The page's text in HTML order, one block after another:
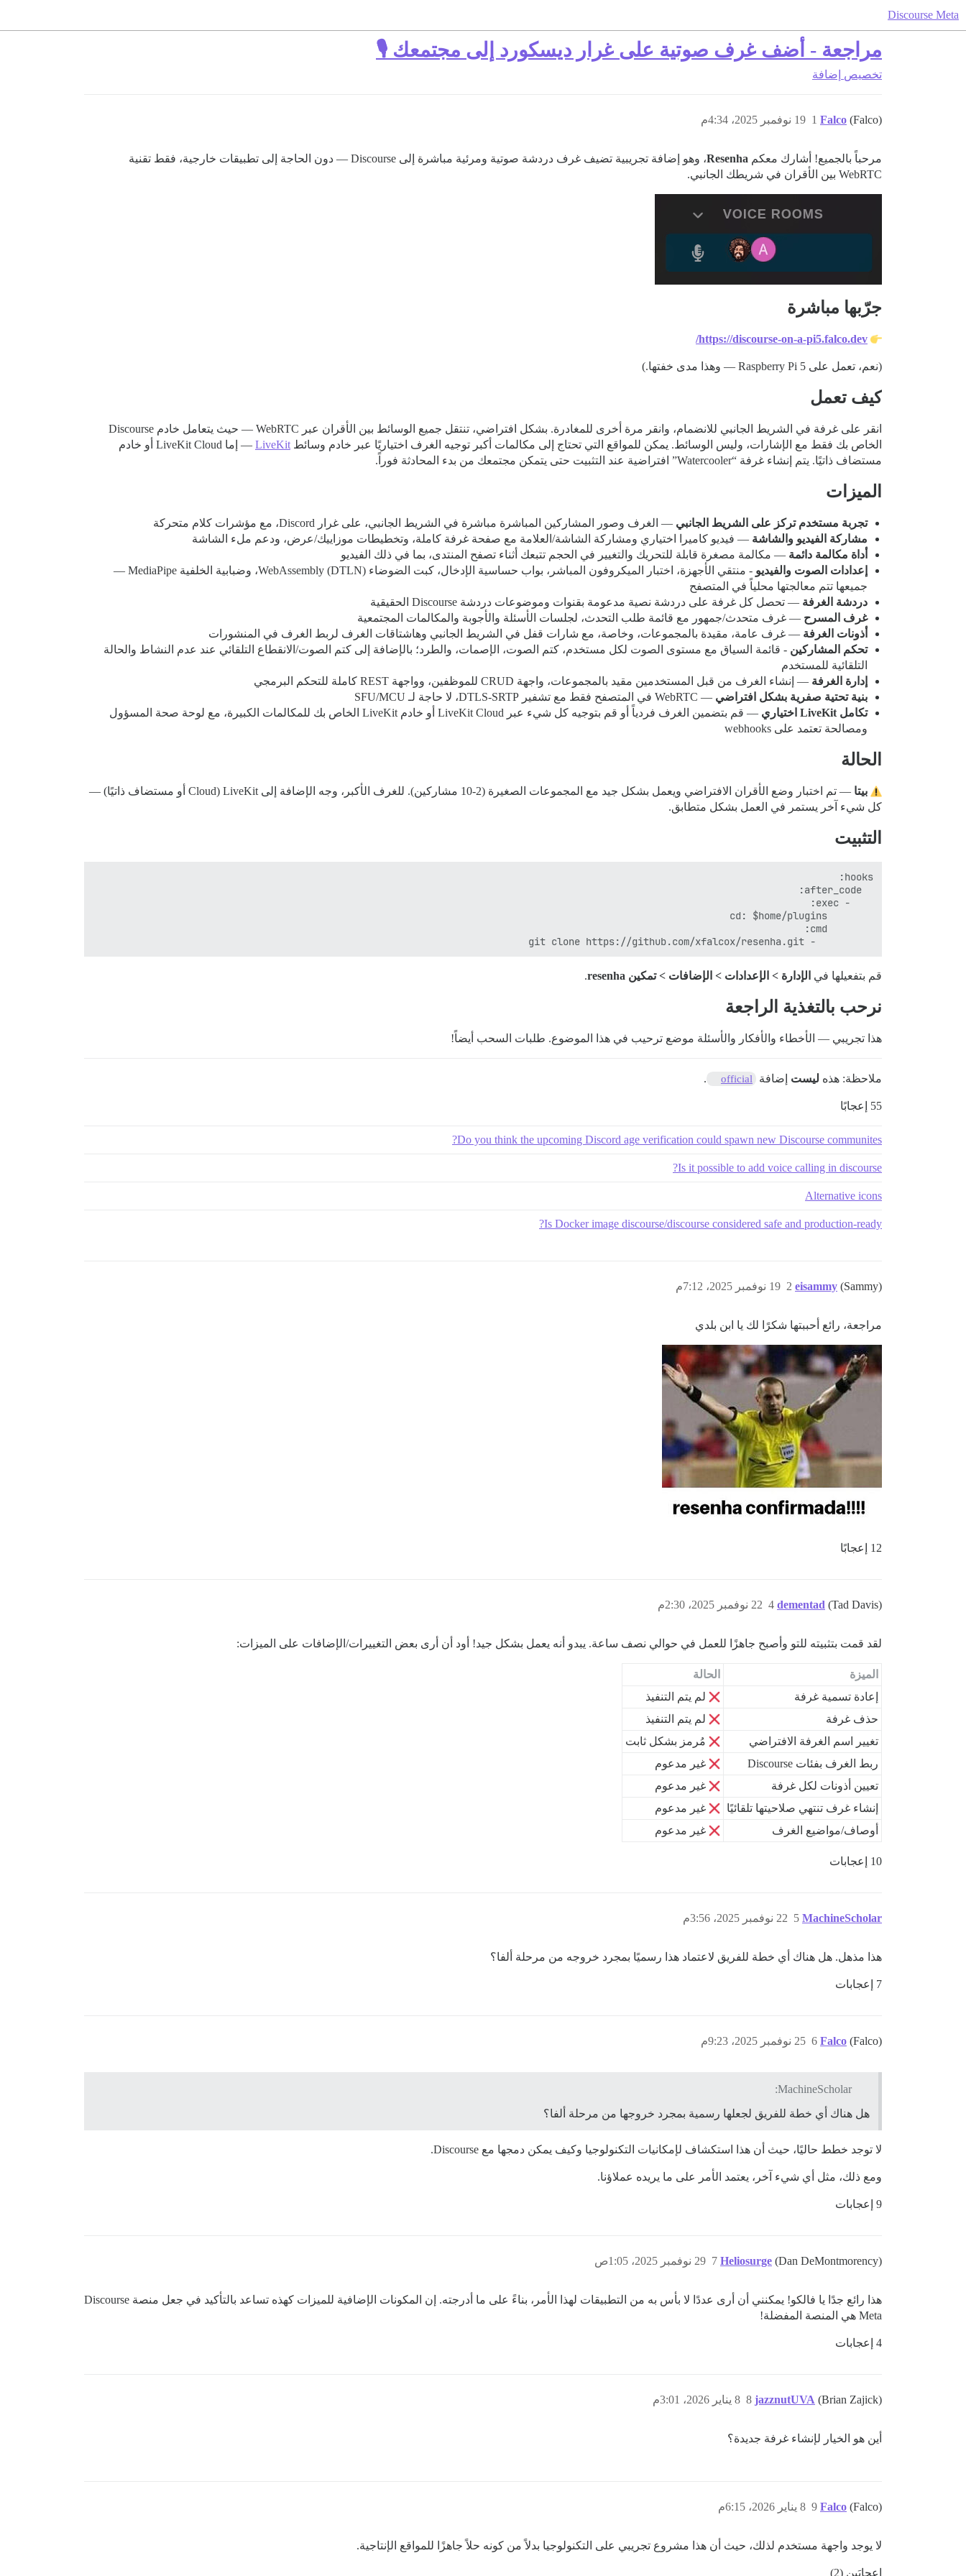
Discourse Meta
مراجعة - أضف غرف صوتية على غرار ديسكورد إلى مجتمعك 🎙
تخصيص إضافة
Falco (Falco) 19 نوفمبر 2025، 4:34م 1
مرحباً بالجميع! أشارك معكم Resenha
، وهو إضافة تجريبية تضيف غرف دردشة صوتية ومرئية مباشرة إلى Discourse — دون الحاجة إلى تطبيقات خارجية، فقط تقنية
WebRTC بين الأقران في شريطك الجانبي.
جرّبها مباشرة
https://discourse-on-a-pi5.falco.dev/
(نعم، تعمل على Raspberry Pi 5 — وهذا مدى خفتها.)
كيف تعمل
انقر على غرفة في الشريط الجانبي للانضمام، وانقر مرة أخرى للمغادرة. بشكل افتراضي، تنتقل جميع الوسائط بين الأقران عبر WebRTC — حيث يتعامل خادم Discourse
الخاص بك فقط مع الإشارات، وليس الوسائط. يمكن للمواقع التي تحتاج إلى مكالمات أكبر توجيه الغرف اختياريًا عبر خادم وسائط LiveKit
— إما LiveKit Cloud أو خادم
مستضاف ذاتيًا. يتم إنشاء غرفة “Watercooler” افتراضية عند التثبيت حتى يتمكن مجتمعك من بدء المحادثة فوراً.
الميزات
تجربة مستخدم تركز على الشريط الجانبي — الغرف وصور المشاركين المباشرة مباشرة في الشريط الجانبي، على غرار Discord، مع مؤشرات كلام متحركة
مشاركة الفيديو والشاشة — فيديو كاميرا اختياري ومشاركة الشاشة/العلامة مع صفحة غرفة كاملة، وتخطيطات موزاييك/عرض، ودعم ملء الشاشة
أداة مكالمة دائمة — مكالمة مصغرة قابلة للتحريك والتغيير في الحجم تتبعك أثناء تصفح المنتدى، بما في ذلك الفيديو
إعدادات الصوت والفيديو
- منتقي الأجهزة، اختبار الميكروفون المباشر، بواب حساسية الإدخال، كبت الضوضاء WebAssembly (DTLN)، وضبابية الخلفية MediaPipe —
جميعها تتم معالجتها محلياً في المتصفح
دردشة الغرفة — تحصل كل غرفة على دردشة نصية مدعومة بقنوات وموضوعات دردشة Discourse الحقيقية
غرف المسرح — غرف متحدث/جمهور مع قائمة طلب التحدث، لجلسات الأسئلة والأجوبة والمكالمات المجتمعية
أذونات الغرفة — غرف عامة، مقيدة بالمجموعات، وخاصة، مع شارات قفل في الشريط الجانبي وهاشتاقات الغرف لربط الغرف في المنشورات
تحكم المشاركين - قائمة السياق مع مستوى الصوت لكل مستخدم، كتم الصوت، الإصمات، والطرد؛ بالإضافة إلى كتم الصوت/الانقطاع التلقائي عند عدم النشاط والحالة
التلقائية للمستخدم
إدارة الغرفة — إنشاء الغرف من قبل المستخدمين مقيد بالمجموعات، واجهة CRUD للموظفين، وواجهة REST كاملة للتحكم البرمجي
بنية تحتية صفرية بشكل افتراضي — WebRTC في المتصفح فقط مع تشفير DTLS-SRTP، لا حاجة لـ SFU/MCU
تكامل LiveKit اختياري
— قم بتضمين الغرف فردياً أو قم بتوجيه كل شيء عبر LiveKit Cloud أو خادم LiveKit الخاص بك للمكالمات الكبيرة، مع لوحة صحة المسؤول
ومصالحة تعتمد على webhooks
الحالة
بيتا
— تم اختبار وضع الأقران الافتراضي ويعمل بشكل جيد مع المجموعات الصغيرة (2-10 مشاركين). للغرف الأكبر، وجه الإضافة إلى LiveKit (Cloud أو مستضاف ذاتيًا) —
كل شيء آخر يستمر في العمل بشكل متطابق.
التثبيت
          - git clone https://github.com/xfalcox/resenha.git
قم بتفعيلها في الإدارة > الإعدادات > الإضافات > تمكين resenha .
نرحب بالتغذية الراجعة
هذا تجريبي — الأخطاء والأفكار والأسئلة موضع ترحيب في هذا الموضوع. طلبات السحب أيضاً!
ملاحظة: هذه ليست إضافة official
.
55 إعجابًا
Do you think the upcoming Discord age verification could spawn new Discourse communites?
Is it possible to add voice calling in discourse?
Alternative icons
Is Docker image discourse/discourse considered safe and production-ready?
eisammy (Sammy) 19 نوفمبر 2025، 7:12م 2
مراجعة، رائع أحببتها شكرًا لك يا ابن بلدي
12 إعجابًا
dementad (Tad Davis) 22 نوفمبر 2025، 2:30م 4
لقد قمت بتثبيته للتو وأصبح جاهزًا للعمل في حوالي نصف ساعة. يبدو أنه يعمل بشكل جيد! أود أن أرى بعض التغييرات/الإضافات على الميزات:
الميزة
الحالة
إعادة تسمية غرفة
لم يتم التنفيذ
حذف غرفة
لم يتم التنفيذ
تغيير اسم الغرفة الافتراضي
مُرمز بشكل ثابت
ربط الغرف بفئات Discourse
غير مدعوم
تعيين أذونات لكل غرفة
غير مدعوم
إنشاء غرف تنتهي صلاحيتها تلقائيًا
غير مدعوم
أوصاف/مواضيع الغرف
غير مدعوم
10 إعجابات
MachineScholar 22 نوفمبر 2025، 3:56م 5
هذا مذهل. هل هناك أي خطة للفريق لاعتماد هذا رسميًا بمجرد خروجه من مرحلة ألفا؟
7 إعجابات
Falco (Falco) 25 نوفمبر 2025، 9:23م 6
MachineScholar:
هل هناك أي خطة للفريق لجعلها رسمية بمجرد خروجها من مرحلة ألفا؟
لا توجد خطط حاليًا، حيث أن هذا استكشاف لإمكانيات التكنولوجيا وكيف يمكن دمجها مع Discourse.
ومع ذلك، مثل أي شيء آخر، يعتمد الأمر على ما يريده عملاؤنا.
9 إعجابات
Heliosurge (Dan DeMontmorency) 29 نوفمبر 2025، 1:05ص 7
هذا رائع جدًا يا فالكو! يمكنني أن أرى عددًا لا بأس به من التطبيقات لهذا الأمر، بناءً على ما أدرجته. إن المكونات الإضافية للميزات كهذه تساعد بالتأكيد في جعل منصة Discourse
Meta هي المنصة المفضلة!
4 إعجابات
jazznutUVA (Brian Zajick) 8 يناير 2026، 3:01م 8
أين هو الخيار لإنشاء غرفة جديدة؟
Falco (Falco) 8 يناير 2026، 6:15م 9
لا يوجد واجهة مستخدم لذلك، حيث أن هذا مشروع تجريبي على التكنولوجيا بدلاً من كونه حلاً جاهزًا للمواقع الإنتاجية.
إعجابَين (2)